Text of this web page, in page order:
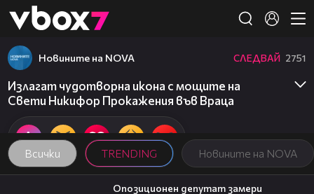
👾
Всички TRENDING Новините на NOVA
Новините на NOVA СЛЕДВАЙ 2751
Излагат чудотворна икона с мощите на
Свети Никифор Прокажения във Враца
00:48
Опозиционен депутат замери